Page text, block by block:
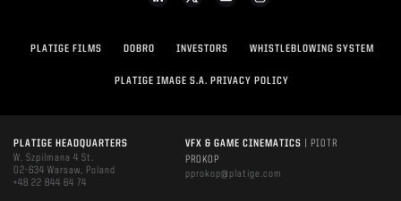
PLATIGE FILMS DOBRO INVESTORS WHISTLEBLOWING SYSTEM
PLATIGE IMAGE S.A. PRIVACY POLICY
PLATIGE HEADQUARTERS
W. Szpilmana 4 St.
02-634 Warsaw, Poland
+48 22 844 64 74
VFX & GAME CINEMATICS
| PIOTR
PROKOP
pprokop@platige.com